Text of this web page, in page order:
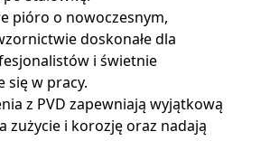
pióro o nowoczesnym,
doskonałe dla
i świetnie
się w pracy.
z PVD zapewniają wyjątkową
zużycie i korozję oraz nadają